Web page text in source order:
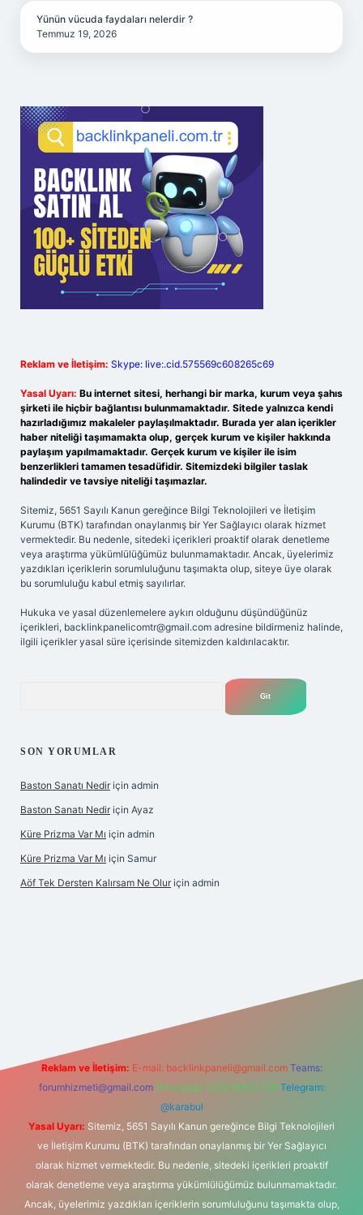
Yünün vücuda faydaları nelerdir ?
Temmuz 19, 2026
Reklam ve İletişim: Skype: live:.cid.575569c608265c69
Yasal Uyarı: Bu internet sitesi, herhangi bir marka, kurum veya şahıs
şirketi ile hiçbir bağlantısı bulunmamaktadır. Sitede yalnızca kendi
hazırladığımız makaleler paylaşılmaktadır. Burada yer alan içerikler
haber niteliği taşımamakta olup, gerçek kurum ve kişiler hakkında
paylaşım yapılmamaktadır. Gerçek kurum ve kişiler ile isim
benzerlikleri tamamen tesadüfidir. Sitemizdeki bilgiler taslak
halindedir ve tavsiye niteliği taşımazlar.
Sitemiz, 5651 Sayılı Kanun gereğince Bilgi Teknolojileri ve İletişim
Kurumu (BTK) tarafından onaylanmış bir Yer Sağlayıcı olarak hizmet
vermektedir. Bu nedenle, sitedeki içerikleri proaktif olarak denetleme
veya araştırma yükümlülüğümüz bulunmamaktadır. Ancak, üyelerimiz
yazdıkları içeriklerin sorumluluğunu taşımakta olup, siteye üye olarak
bu sorumluluğu kabul etmiş sayılırlar.
Hukuka ve yasal düzenlemelere aykırı olduğunu düşündüğünüz
içerikleri, backlinkpanelicomtr@gmail.com adresine bildirmeniz halinde,
ilgili içerikler yasal süre içerisinde sitemizden kaldırılacaktır.
SON YORUMLAR
Baston Sanatı Nedir için admin
Baston Sanatı Nedir için Ayaz
Küre Prizma Var Mı için admin
Küre Prizma Var Mı için Samur
Aöf Tek Dersten Kalırsam Ne Olur için admin
Reklam ve İletişim: E-mail: backlinkpaneli@gmail.com Teams:
forumhizmeti@gmail.com Whatsapp: 0262 606 0 726 Telegram:
@karabul
Yasal Uyarı: Sitemiz, 5651 Sayılı Kanun gereğince Bilgi Teknolojileri
ve İletişim Kurumu (BTK) tarafından onaylanmış bir Yer Sağlayıcı
olarak hizmet vermektedir. Bu nedenle, sitedeki içerikleri proaktif
olarak denetleme veya araştırma yükümlülüğümüz bulunmamaktadır.
Ancak, üyelerimiz yazdıkları içeriklerin sorumluluğunu taşımakta olup,